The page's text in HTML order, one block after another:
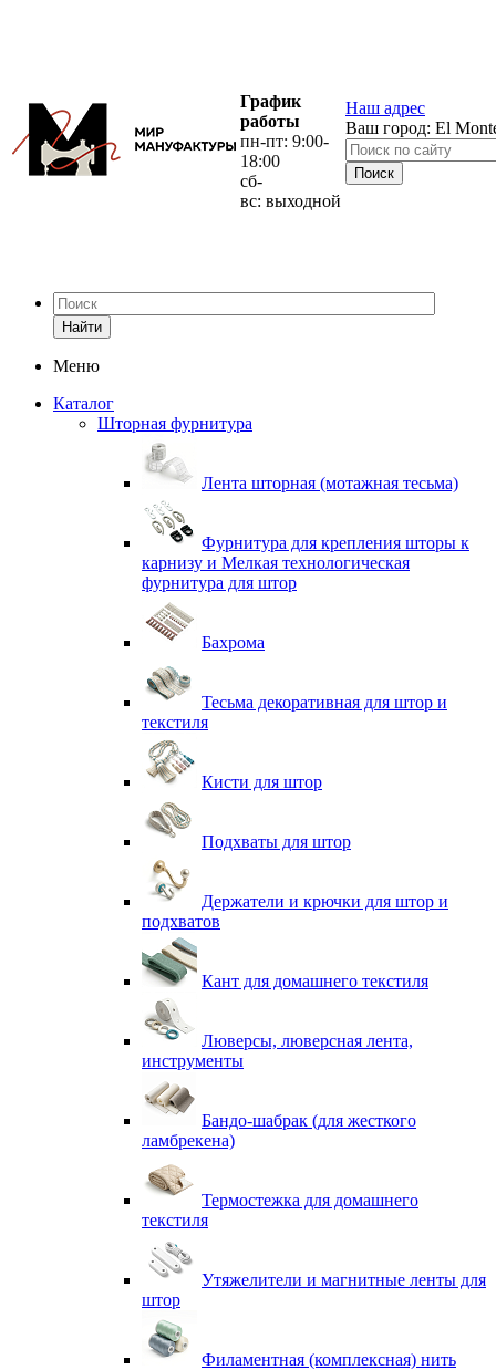
График
работы
пн-пт: 9:00-
18:00
сб-
вс: выходной
Наш адрес
Ваш город: El
Найти
Меню
Каталог
Шторная фурнитура
Лента шторная (мотажная тесьма)
Фурнитура для крепления шторы к
карнизу и Мелкая технологическая
фурнитура для штор
Бахрома
Тесьма декоративная для штор и
текстиля
Кисти для штор
Подхваты для штор
Держатели и крючки для штор и
подхватов
Кант для домашнего текстиля
Люверсы, люверсная лента,
инструменты
Бандо-шабрак (для жесткого
ламбрекена)
Термостежка для домашнего
текстиля
Утяжелители и магнитные ленты для
штор
Филаментная (комплексная) нить